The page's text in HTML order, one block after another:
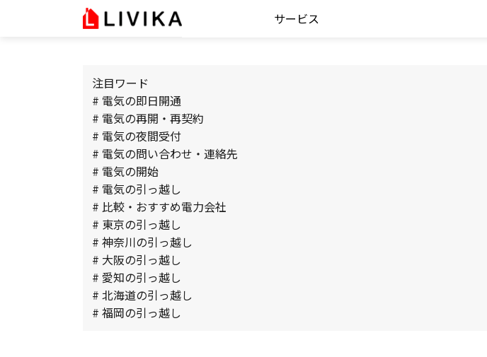
サービス
注目ワード
# 電気の即日開通
# 電気の再開・再契約
# 電気の夜間受付
# 電気の問い合わせ・連絡先
# 電気の開始
# 電気の引っ越し
# 比較・おすすめ電力会社
# 東京の引っ越し
# 神奈川の引っ越し
# 大阪の引っ越し
# 愛知の引っ越し
# 北海道の引っ越し
# 福岡の引っ越し